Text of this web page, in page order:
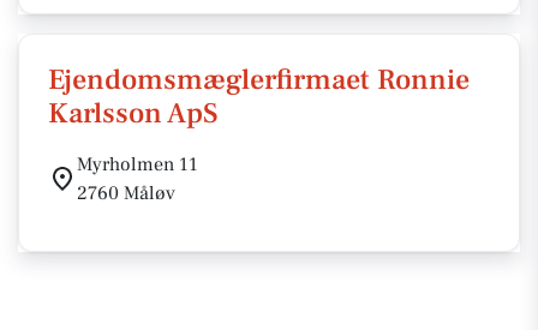
Ejendomsmæglerfirmaet Ronnie
Karlsson ApS
Myrholmen 11
2760 Måløv